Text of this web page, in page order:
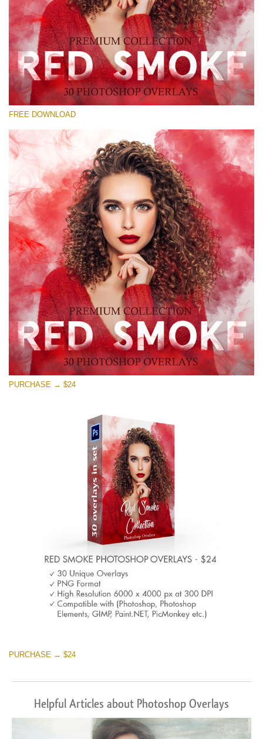
Xin hãy lựa chọn
Free Red Smoke Overlay #21
Small 800*533px
Red Smoke
(30 Overlays)
Luxury Wedding
(373 Overlays)
Large 6000*4000px
Entire Collection
(1783 Overlays)
Large 6000*4000px
Tải xuống miễn phí
FREE DOWNLOAD
PURCHASE → $24
PURCHASE → $24
Helpful Articles about Photoshop Overlays